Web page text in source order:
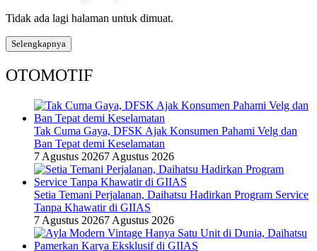
Tidak ada lagi halaman untuk dimuat.
Selengkapnya
OTOMOTIF
Tak Cuma Gaya, DFSK Ajak Konsumen Pahami Velg dan
Ban Tepat demi Keselamatan
7 Agustus 20267 Agustus 2026
Setia Temani Perjalanan, Daihatsu Hadirkan Program Service
Tanpa Khawatir di GIIAS
7 Agustus 20267 Agustus 2026